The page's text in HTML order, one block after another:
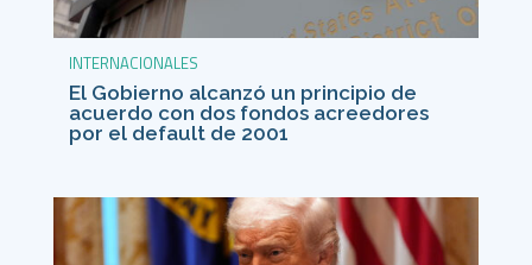
INTERNACIONALES
El Gobierno alcanzó un principio de
acuerdo con dos fondos acreedores
por el default de 2001